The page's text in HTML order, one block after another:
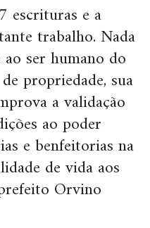
escrituras e a
trabalho. Nada
ser humano do
propriedade, sua
a validação
ao poder
e benfeitorias na
de vida aos
Orvino